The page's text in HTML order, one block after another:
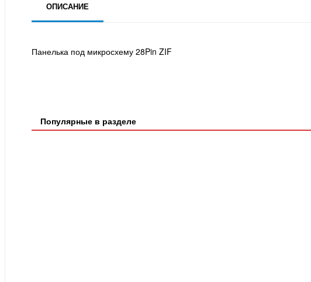
ОПИСАНИЕ
Панелька под микросхему 28Pin ZIF
Популярные в разделе